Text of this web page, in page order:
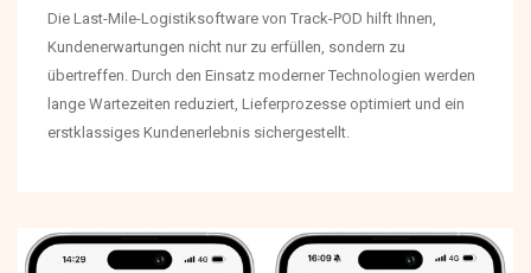
Die Last-Mile-Logistiksoftware von Track-POD hilft Ihnen,
Kundenerwartungen nicht nur zu erfüllen, sondern zu
übertreffen. Durch den Einsatz moderner Technologien werden
lange Wartezeiten reduziert, Lieferprozesse optimiert und ein
erstklassiges Kundenerlebnis sichergestellt.